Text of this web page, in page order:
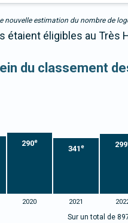
nouvelle estimation du nombre de
étaient éligibles au
du classement
290e
341 e 299
2020 2021
Sur un total de